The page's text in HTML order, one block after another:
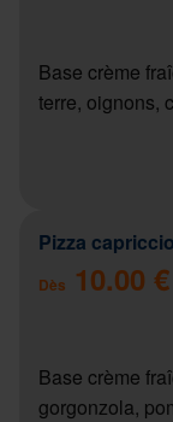
Base crème
terre, oignons,
Pizza
Dès 10.00 €
Base crème
gorgonzola,